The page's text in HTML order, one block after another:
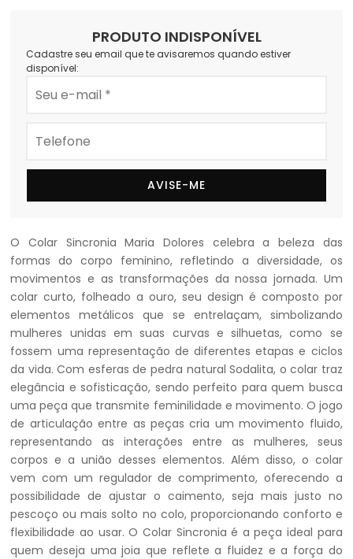
PRODUTO INDISPONÍVEL
Cadastre seu email que te avisaremos quando estiver
disponível:
AVISE-ME
O Colar Sincronia Maria Dolores celebra a beleza das
formas do corpo feminino, refletindo a diversidade, os
movimentos e as transformações da nossa jornada. Um
colar curto, folheado a ouro, seu design é composto por
elementos metálicos que se entrelaçam, simbolizando
mulheres unidas em suas curvas e silhuetas, como se
fossem uma representação de diferentes etapas e ciclos
da vida. Com esferas de pedra natural Sodalita, o colar traz
elegância e sofisticação, sendo perfeito para quem busca
uma peça que transmite feminilidade e movimento. O jogo
de articulação entre as peças cria um movimento fluido,
representando as interações entre as mulheres, seus
corpos e a união desses elementos. Além disso, o colar
vem com um regulador de comprimento, oferecendo a
possibilidade de ajustar o caimento, seja mais justo no
pescoço ou mais solto no colo, proporcionando conforto e
flexibilidade ao usar. O Colar Sincronia é a peça ideal para
quem deseja uma joia que reflete a fluidez e a força do